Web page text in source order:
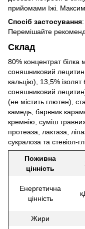
прийомами їжі.
Спосіб застосування
Перемішайте
Склад
80% концентрат білка
соняшниковий
кальцію), 13,5% ізолят
соняшниковий
(не містить глютен),
камедь, барвник
кремнію, суміш
протеаза, лактаза,
сукралоза та стевіол-
Поживна
цінність
Енергетична
цінність
Жири